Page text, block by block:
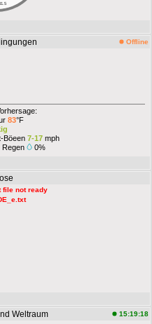
Offline
83°F
Böeen 7-17 mph
Regen 0%
file not ready
Weltraum 15:19:18